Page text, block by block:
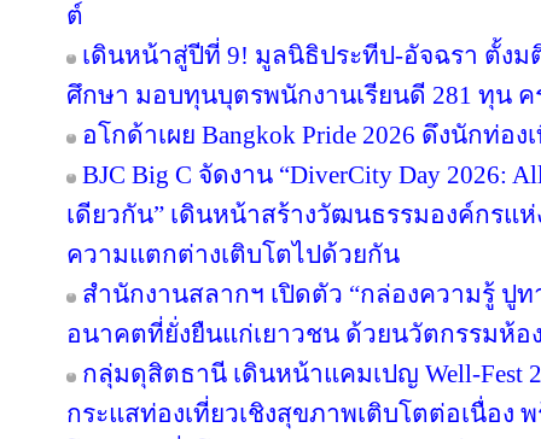
ต์
เดินหน้าสู่ปีที่ 9! มูลนิธิประทีป-อัจฉรา ตั้งม
ศึกษา มอบทุนบุตรพนักงานเรียนดี 281 ทุน
อโกด้าเผย Bangkok Pride 2026 ดึงนักท่อ
BJC Big C จัดงาน “DiverCity Day 2026:
เดียวกัน” เดินหน้าสร้างวัฒนธรรมองค์กรแ
ความแตกต่างเติบโตไปด้วยกัน
สำนักงานสลากฯ เปิดตัว “กล่องความรู้ ปูท
อนาคตที่ยั่งยืนแก่เยาวชน ด้วยนวัตกรรมห้
กลุ่มดุสิตธานี เดินหน้าแคมเปญ Well-Fest
กระแสท่องเที่ยวเชิงสุขภาพเติบโตต่อเนื่อง